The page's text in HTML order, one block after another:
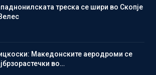
треска се шири во Скопје
Македонските аеродроми се
во…